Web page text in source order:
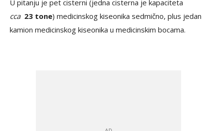
U pitanju je pet cisterni (jedna cisterna je kapaciteta
cca 23 tone) medicinskog kiseonika sedmično, plus jedan
kamion medicinskog kiseonika u medicinskim bocama.